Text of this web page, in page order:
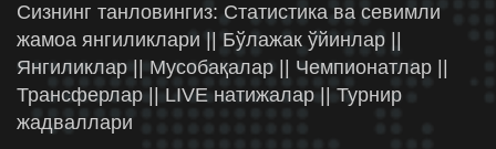
Сизнинг танловингиз: Статистика ва севимли
жамоа янгиликлари || Бўлажак ўйинлар ||
Янгиликлар || Мусобақалар || Чемпионатлар ||
Трансферлар || LIVE натижалар || Турнир
жадваллари